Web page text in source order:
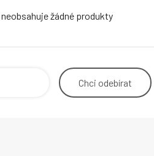
žádné produkty
Chci odebírat